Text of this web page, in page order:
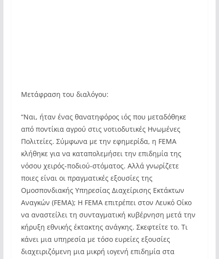
Μετάφραση του διαλόγου:
“Ναι, ήταν ένας θανατηφόρος ιός που μεταδόθηκε
από ποντίκια αγρού στις νοτιοδυτικές Ηνωμένες
Πολιτείες. Σύμφωνα με την εφημερίδα, η FEMA
κλήθηκε για να καταπολεμήσει την επιδημία της
νόσου χειρός-ποδιού-στόματος. Αλλά γνωρίζετε
ποιες είναι οι πραγματικές εξουσίες της
Ομοσπονδιακής Υπηρεσίας Διαχείρισης Εκτάκτων
Αναγκών (FEMA); Η FEMA επιτρέπει στον Λευκό Οίκο
να αναστείλει τη συνταγματική κυβέρνηση μετά την
κήρυξη εθνικής έκτακτης ανάγκης. Σκεφτείτε το. Τι
κάνει μια υπηρεσία με τόσο ευρείες εξουσίες
διαχειριζόμενη μια μικρή ιογενή επιδημία στα